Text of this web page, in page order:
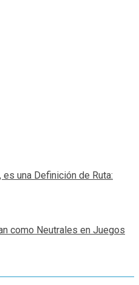
una Definición de Ruta:
como Neutrales en Juegos